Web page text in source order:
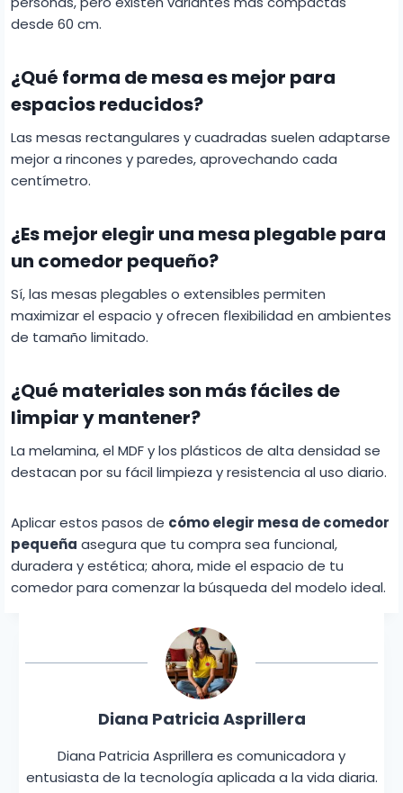
desde 60 cm.
¿Qué forma de mesa es mejor para
espacios reducidos?
Las mesas rectangulares y cuadradas suelen adaptarse
mejor a rincones y paredes, aprovechando cada
centímetro.
¿Es mejor elegir una mesa plegable para
un comedor pequeño?
Sí, las mesas plegables o extensibles permiten
maximizar el espacio y ofrecen flexibilidad en ambientes
de tamaño limitado.
¿Qué materiales son más fáciles de
limpiar y mantener?
La melamina, el MDF y los plásticos de alta densidad se
destacan por su fácil limpieza y resistencia al uso diario.
Aplicar estos pasos de cómo elegir mesa de comedor
pequeña asegura que tu compra sea funcional,
duradera y estética; ahora, mide el espacio de tu
comedor para comenzar la búsqueda del modelo ideal.
Diana Patricia Asprillera
Diana Patricia Asprillera es comunicadora y
entusiasta de la tecnología aplicada a la vida diaria.